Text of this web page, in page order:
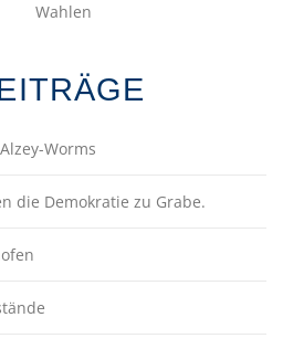
Wahlen
Worms
die Demokratie zu Grabe.